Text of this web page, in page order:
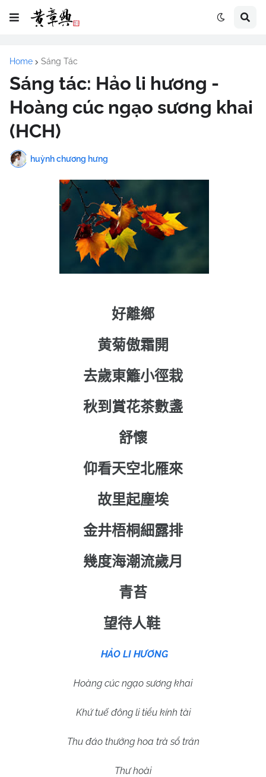
Home Sáng Tác
Sáng tác: Hảo li hương -
Hoàng cúc ngạo sương khai
(HCH)
huỳnh chương hưng
好離鄉
黄菊傲霜開
去歲東籬小徑栽
秋到賞花茶數盞
舒懷
仰看天空北雁來
故里起塵埃
金井梧桐細露排
幾度海潮流歲月
青苔
望待人鞋
HẢO LI HƯƠNG
Hoàng cúc ngạo sương khai
Khứ tuế đông li tiểu kính tài
Thu đáo thưởng hoa trà sổ trản
Thư hoài